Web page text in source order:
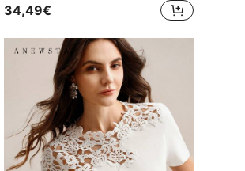
34,49€